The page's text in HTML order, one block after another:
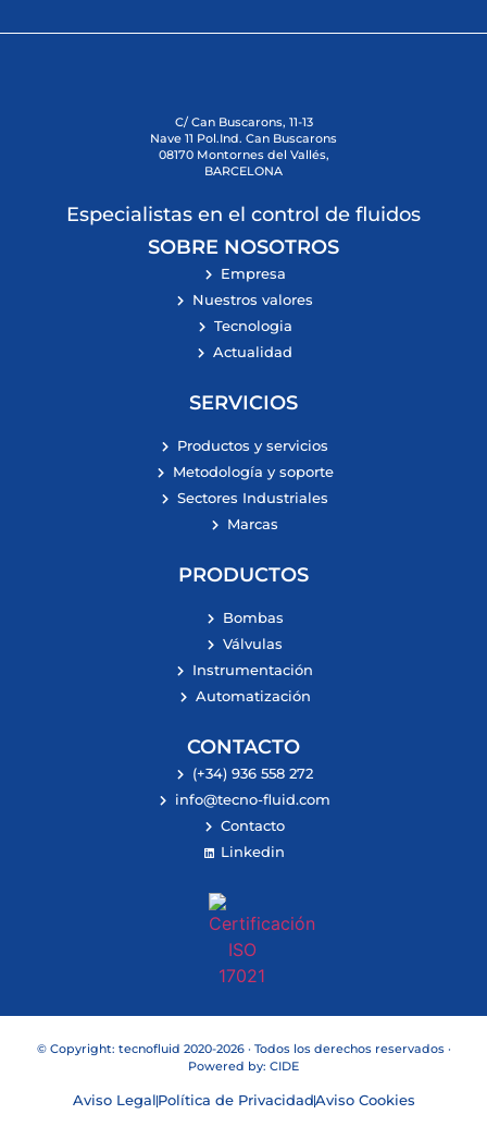
C/ Can Buscarons, 11-13
Nave 11 Pol.Ind. Can Buscarons
08170 Montornes del Vallés,
BARCELONA
Especialistas en el control de fluidos
SOBRE NOSOTROS
Empresa
Nuestros valores
Tecnologia
Actualidad
SERVICIOS
Productos y servicios
Metodología y soporte
Sectores Industriales
Marcas
PRODUCTOS
Bombas
Válvulas
Instrumentación
Automatización
CONTACTO
(+34) 936 558 272
info@tecno-fluid.com
Contacto
Linkedin
© Copyright: tecnofluid 2020-2026 · Todos los derechos reservados ·
Powered by: CIDE
Aviso LegalPolítica de PrivacidadAviso Cookies